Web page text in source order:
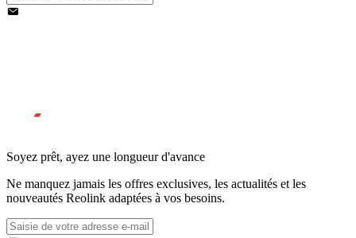
Soyez prêt, ayez une longueur d'avance
Ne manquez jamais les offres exclusives, les actualités et les
nouveautés Reolink adaptées à vos besoins.